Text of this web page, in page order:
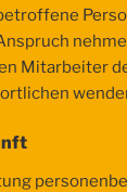
Mitarbeiter